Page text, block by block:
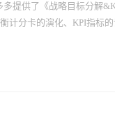
提供了《战略目标分解
分卡的演化、KPI指标的